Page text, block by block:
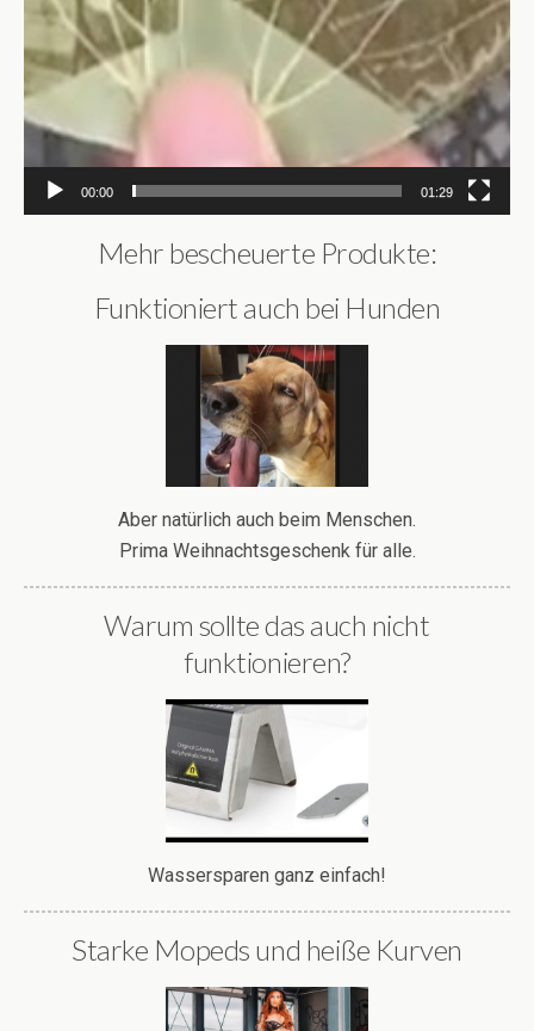
00:00 01:29
Mehr bescheuerte Produkte:
Funktioniert auch bei Hunden
Aber natürlich auch beim Menschen.
Prima Weihnachtsgeschenk für alle.
Warum sollte das auch nicht
funktionieren?
Wassersparen ganz einfach!
Starke Mopeds und heiße Kurven